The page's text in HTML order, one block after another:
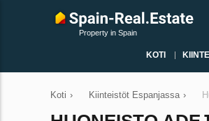
Property in Spain
KOTI
Koti › Kiinteistöt Espanjassa ›